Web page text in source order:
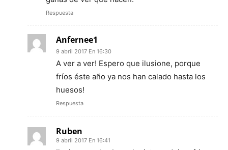
Respuesta
Anfernee1
9 abril 2017 En 16:30
A ver a ver! Espero que ilusione, porque
fríos éste año ya nos han calado hasta los
huesos!
Respuesta
Ruben
9 abril 2017 En 16:41